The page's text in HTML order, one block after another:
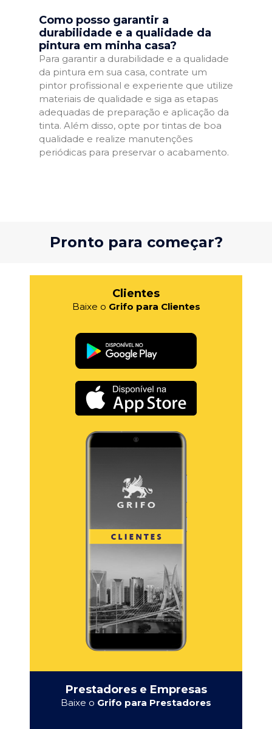
Como posso garantir a
durabilidade e a qualidade da
pintura em minha casa?
Para garantir a durabilidade e a qualidade
da pintura em sua casa, contrate um
pintor profissional e experiente que utilize
materiais de qualidade e siga as etapas
adequadas de preparação e aplicação da
tinta. Além disso, opte por tintas de boa
qualidade e realize manutenções
periódicas para preservar o acabamento.
Pronto para começar?
Clientes
Baixe o Grifo para Clientes
Prestadores e Empresas
Baixe o Grifo para Prestadores